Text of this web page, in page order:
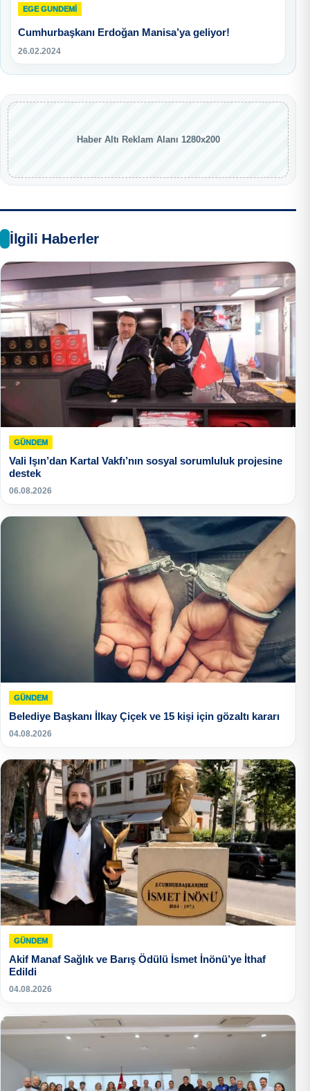
EGE GUNDEMİ
Cumhurbaşkanı Erdoğan Manisa’ya geliyor!
26.02.2024
Haber Altı Reklam Alanı 1280x200
İlgili Haberler
GÜNDEM
Vali Işın’dan Kartal Vakfı’nın sosyal sorumluluk projesine
destek
06.08.2026
GÜNDEM
Belediye Başkanı İlkay Çiçek ve 15 kişi için gözaltı kararı
04.08.2026
GÜNDEM
Akif Manaf Sağlık ve Barış Ödülü İsmet İnönü’ye İthaf
Edildi
04.08.2026